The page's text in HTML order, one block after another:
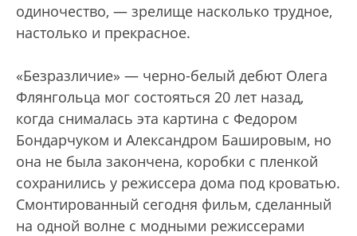
одиночество, — зрелище насколько трудное,
настолько и прекрасное.
«Безразличие» — черно-белый дебют Олега
Флянгольца мог состояться 20 лет назад,
когда снималась эта картина с Федором
Бондарчуком и Александром Башировым, но
она не была закончена, коробки с пленкой
сохранились у режиссера дома под кроватью.
Смонтированный сегодня фильм, сделанный
на одной волне с модными режиссерами